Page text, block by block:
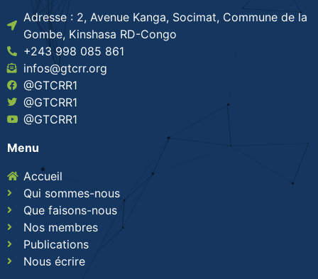
Adresse : 2, Avenue Kanga, Socimat, Commune de la
Gombe, Kinshasa RD-Congo
+243 998 085 861
infos@gtcrr.org
@GTCRR1
@GTCRR1
@GTCRR1
Menu
Accueil
Qui sommes-nous
Que faisons-nous
Nos membres
Publications
Nous écrire